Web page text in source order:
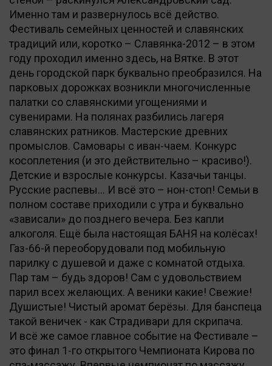
Именно там и развернулось всё действо.
Фестиваль семейных ценностей и славянских
традиций или, коротко – Славянка-2012 – в этом
году проходил именно здесь, на Вятке. В этот
день городской парк буквально преобразился. На
парковых дорожках возникли многочисленные
палатки со славянскими угощениями и
сувенирами. На полянах разбились лагеря
славянских ратников. Мастерские древних
промыслов. Самовары с иван-чаем. Конкурс
косоплетения (и это действительно – красиво!).
Детские и взрослые конкурсы. Казачьи танцы.
Русские распевы… И всё это – нон-стоп! Семьи в
полном составе приходили с утра и буквально
«зависали» до позднего вечера. Без капли
алкоголя. Ещё была настоящая БАНЯ на колёсах!
Газ-66-й переоборудовали под мобильную
парилку с душевой и даже с комнатой отдыха.
Пар там – будь здоров! Сам с удовольствием
парил всех желающих. А веники какие! Свежие!
Душистые! Чистый аромат берёзы. Для банспеца
такой веничек - как Страдивари для скрипача.
И всё же самое главное событие на Фестивале –
это финал 1-го открытого Чемпионата Кирова по